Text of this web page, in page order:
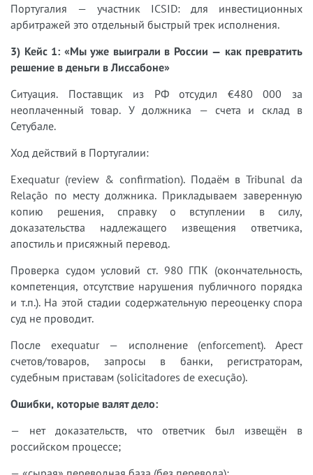
Португалия — участник ICSID: для инвестиционных
арбитражей это отдельный быстрый трек исполнения.
3) Кейс 1: «Мы уже выиграли в России — как превратить
решение в деньги в Лиссабоне»
Ситуация. Поставщик из РФ отсудил €480 000 за
неоплаченный товар. У должника — счета и склад в
Сетубале.
Ход действий в Португалии:
Exequatur (review & confirmation). Подаём в Tribunal da
Relação по месту должника. Прикладываем заверенную
копию решения, справку о вступлении в силу,
доказательства надлежащего извещения ответчика,
апостиль и присяжный перевод.
Проверка судом условий ст. 980 ГПК (окончательность,
компетенция, отсутствие нарушения публичного порядка
и т.п.). На этой стадии содержательную переоценку спора
суд не проводит.
После exequatur — исполнение (enforcement). Арест
счетов/товаров, запросы в банки, регистраторам,
судебным приставам (solicitadores de execução).
Ошибки, которые валят дело:
— нет доказательств, что ответчик был извещён в
российском процессе;